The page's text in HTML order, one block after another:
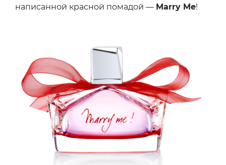
написанной красной помадой — Marry Me!